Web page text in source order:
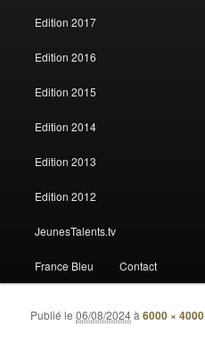
Edition 2017
Edition 2016
Edition 2015
Edition 2014
Edition 2013
Edition 2012
JeunesTalents.tv
France Bleu Contact
Publié le06/08/2024à6000 × 4000